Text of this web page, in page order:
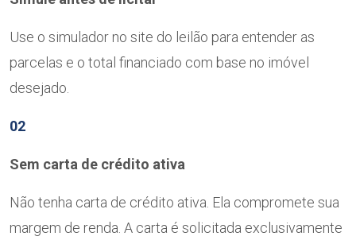
Use o simulador no site do leilão para entender as
parcelas e o total financiado com base no imóvel
desejado.
02
Sem carta de crédito ativa
Não tenha carta de crédito ativa. Ela compromete sua
margem de renda. A carta é solicitada exclusivamente